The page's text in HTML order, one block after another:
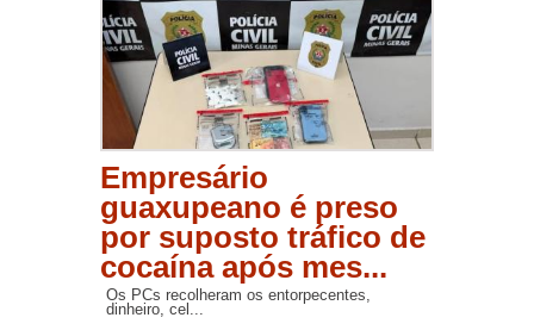
Empresário
guaxupeano é preso
por suposto tráfico de
cocaína após mes...
Os PCs recolheram os entorpecentes,
dinheiro, cel...